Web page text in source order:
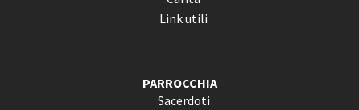
Link utili
PARROCCHIA
Sacerdoti